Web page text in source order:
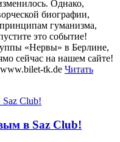
Однако,
биографии,
гуманизма,
это событие!
«Нервы» в Берлине,
сейчас на нашем сайте!
tk.de Читать
в Saz Club!